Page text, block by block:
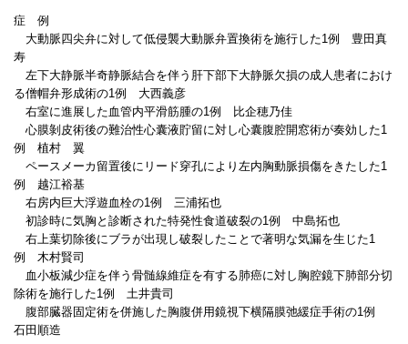
症 例
大動脈四尖弁に対して低侵襲大動脈弁置換術を施行した1例 豊田真
寿
左下大静脈半奇静脈結合を伴う肝下部下大静脈欠損の成人患者におけ
る僧帽弁形成術の1例 大西義彦
右室に進展した血管内平滑筋腫の1例 比企穂乃佳
心膜剝皮術後の難治性心囊液貯留に対し心囊腹腔開窓術が奏効した1
例 植村 翼
ペースメーカ留置後にリード穿孔により左内胸動脈損傷をきたした1
例 越江裕基
右房内巨大浮遊血栓の1例 三浦拓也
初診時に気胸と診断された特発性食道破裂の1例 中島拓也
右上葉切除後にブラが出現し破裂したことで著明な気漏を生じた1
例 木村賢司
血小板減少症を伴う骨髄線維症を有する肺癌に対し胸腔鏡下肺部分切
除術を施行した1例 土井貴司
腹部臓器固定術を併施した胸腹併用鏡視下横隔膜弛緩症手術の1例
石田順造